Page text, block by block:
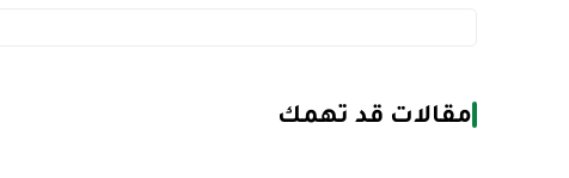
مقالات قد تهمك